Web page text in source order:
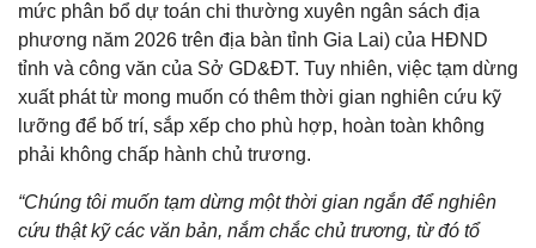
mức phân bổ dự toán chi thường xuyên ngân sách địa
phương năm 2026 trên địa bàn tỉnh Gia Lai) của HĐND
tỉnh và công văn của Sở GD&ĐT. Tuy nhiên, việc tạm dừng
xuất phát từ mong muốn có thêm thời gian nghiên cứu kỹ
lưỡng để bố trí, sắp xếp cho phù hợp, hoàn toàn không
phải không chấp hành chủ trương.
“Chúng tôi muốn tạm dừng một thời gian ngắn để nghiên
cứu thật kỹ các văn bản, nắm chắc chủ trương, từ đó tổ